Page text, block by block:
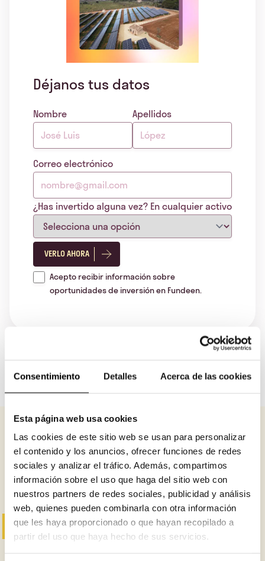
Consentimiento Detalles Acerca de las cookies
Esta página web usa cookies
Las cookies de este sitio web se usan para personalizar
el contenido y los anuncios, ofrecer funciones de redes
sociales y analizar el tráfico. Además, compartimos
información sobre el uso que haga del sitio web con
nuestros partners de redes sociales, publicidad y análisis
web, quienes pueden combinarla con otra información
que les haya proporcionado o que hayan recopilado a
partir del uso que haya hecho de sus servicios.
Déjanos tus datos
Nombre Apellidos
Correo electrónico
¿Has invertido alguna vez? En cualquier activo
VERLO AHORA
Acepto recibir información sobre
oportunidades de inversión en Fundeen.
¿Te gustó esto?
Mira estos otros: